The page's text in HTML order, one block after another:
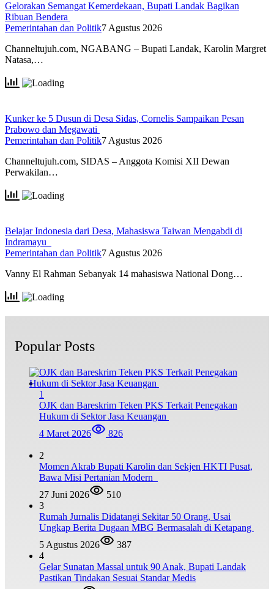
Gelorakan Semangat Kemerdekaan, Bupati Landak Bagikan
Ribuan Bendera
Pemerintahan dan Politik7 Agustus 2026
Channeltujuh.com, NGABANG – Bupati Landak, Karolin Margret
Natasa,…
Kunker ke 5 Dusun di Desa Sidas, Cornelis Sampaikan Pesan
Prabowo dan Megawati
Pemerintahan dan Politik7 Agustus 2026
Channeltujuh.com, SIDAS – Anggota Komisi XII Dewan
Perwakilan…
Belajar Indonesia dari Desa, Mahasiswa Taiwan Mengabdi di
Indramayu
Pemerintahan dan Politik7 Agustus 2026
Vanny El Rahman Sebanyak 14 mahasiswa National Dong…
Popular Posts
1
OJK dan Bareskrim Teken PKS Terkait Penegakan
Hukum di Sektor Jasa Keuangan
4 Maret 2026
826
2
Momen Akrab Bupati Karolin dan Sekjen HKTI Pusat,
Bawa Misi Pertanian Modern
27 Juni 2026
510
3
Rumah Jurnalis Didatangi Sekitar 50 Orang, Usai
Ungkap Berita Dugaan MBG Bermasalah di Ketapang
5 Agustus 2026
387
4
Gelar Sunatan Massal untuk 90 Anak, Bupati Landak
Pastikan Tindakan Sesuai Standar Medis